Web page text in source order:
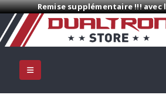
Remise supplémentaire !!! avec